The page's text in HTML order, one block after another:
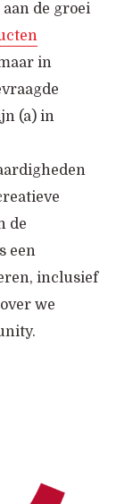
de groei
in
(a) in
de
een
inclusief
we